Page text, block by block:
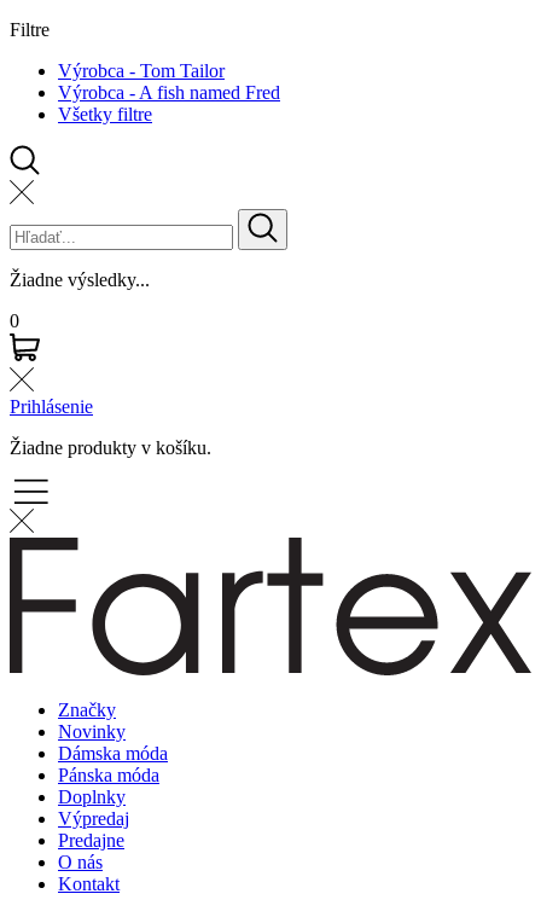
Filtre
Výrobca - Tom Tailor
Výrobca - A fish named Fred
Všetky filtre
Žiadne výsledky...
0
Prihlásenie
Žiadne produkty v košíku.
Značky
Novinky
Dámska móda
Pánska móda
Doplnky
Výpredaj
Predajne
O nás
Kontakt